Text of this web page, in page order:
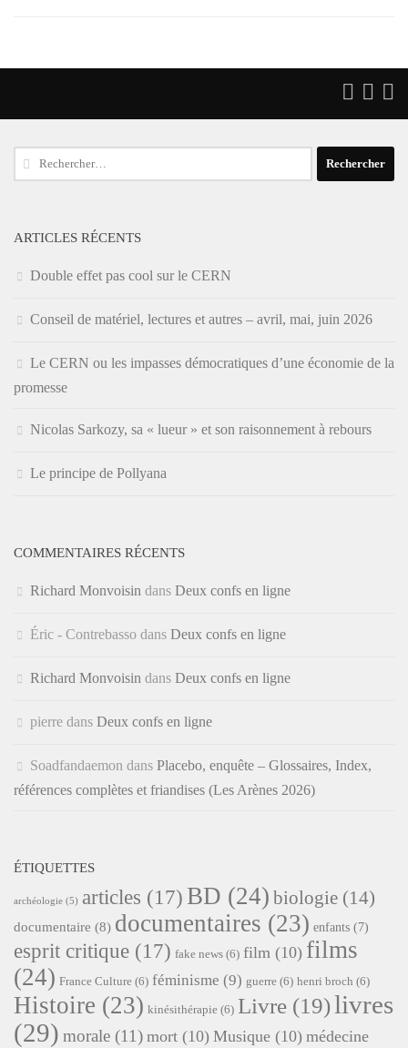
Rechercher :
ARTICLES RÉCENTS
Double effet pas cool sur le CERN
Conseil de matériel, lectures et autres – avril, mai, juin 2026
Le CERN ou les impasses démocratiques d’une économie de la
promesse
Nicolas Sarkozy, sa « lueur » et son raisonnement à rebours
Le principe de Pollyana
COMMENTAIRES RÉCENTS
Richard Monvoisin dans Deux confs en ligne
Éric - Contrebasso dans Deux confs en ligne
Richard Monvoisin dans Deux confs en ligne
pierre dans Deux confs en ligne
Soadfandaemon dans Placebo, enquête – Glossaires, Index,
références complètes et friandises (Les Arènes 2026)
ÉTIQUETTES
archéologie (5) articles (17) BD (24) biologie (14)
documentaire (8) documentaires (23) enfants (7)
esprit critique (17) fake news (6) film (10) films
(24) France Culture (6) féminisme (9) guerre (6) henri broch (6)
Histoire (23) kinésithérapie (6) Livre (19)livres
(29) morale (11) mort (10) Musique (10) médecine